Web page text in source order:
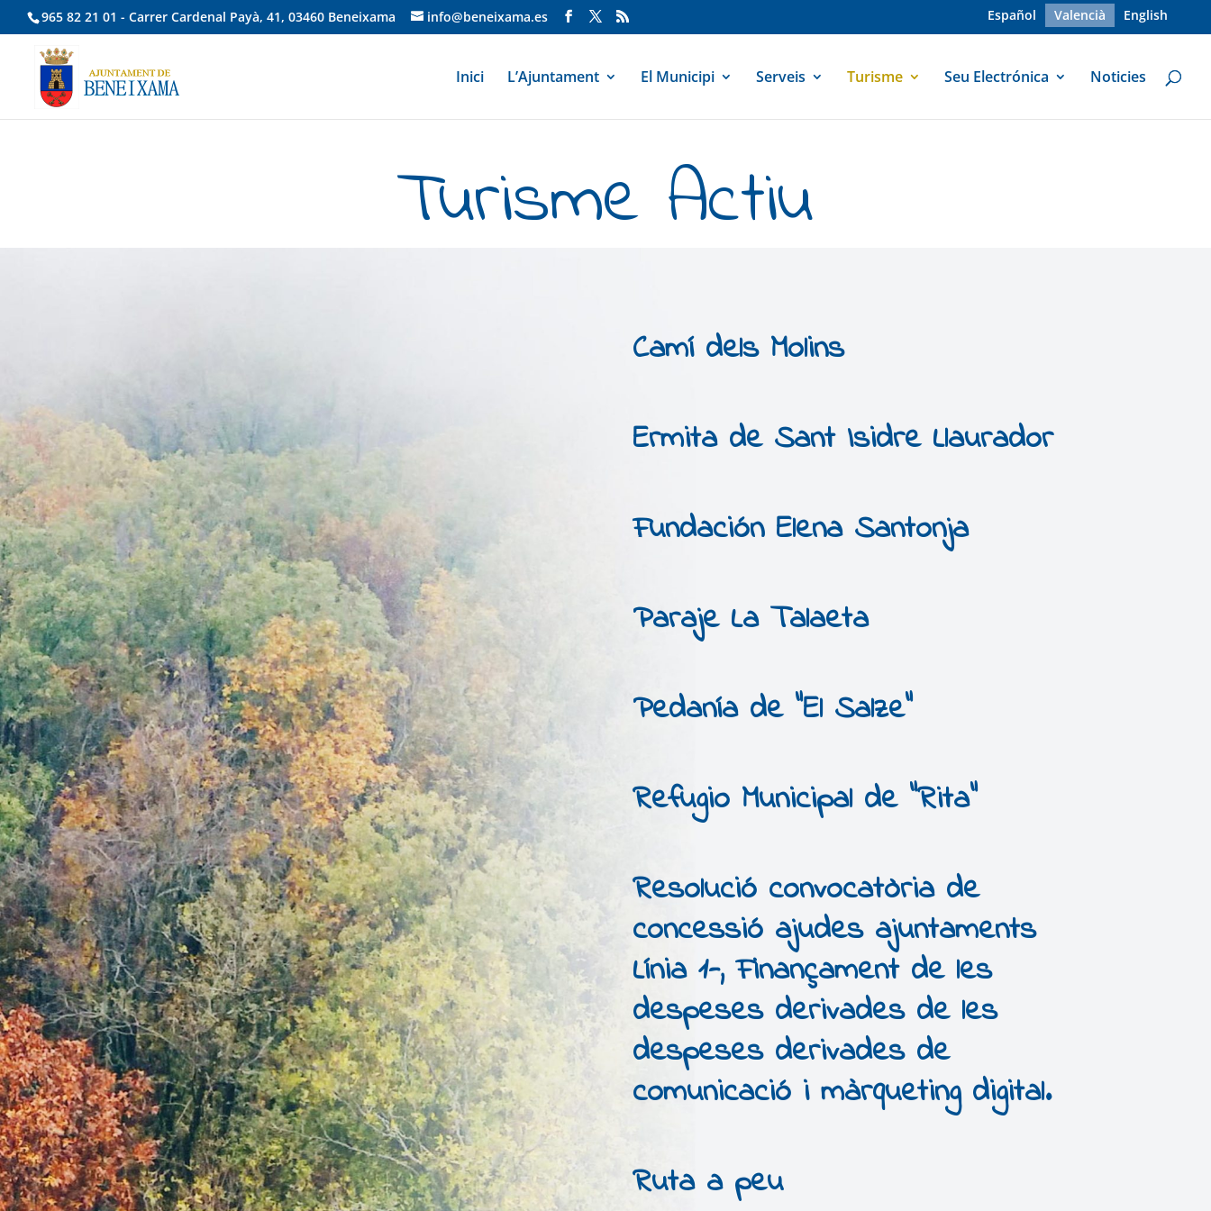
965 82 21 01 - Carrer Cardenal Payà, 41, 03460 Beneixama info@beneixama.es Español Valencià English
Inici L’Ajuntament El Municipi Serveis Turisme Seu Electrónica Noticies
Turisme Actiu
Camí dels Molins
Ermita de Sant Isidre Llaurador
Fundación Elena Santonja
Paraje La Talaeta
Pedanía de “El Salze”
Refugio Municipal de “Rita”
Resolució convocatòria de
concessió ajudes ajuntaments
Línia 1-, Finançament de les
despeses derivades de les
despeses derivades de
comunicació i màrqueting digital.
Ruta a peu